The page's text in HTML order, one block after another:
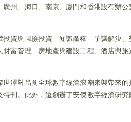
州、海口、南京、廈門和香港設有辦公
資與風險投資、知識產權、爭議解決
富管理、房地產與建設工程、酒店與
澤對當前全球數字經濟浪潮來襲帶來
刊。此外，還創辦了安傑數字經濟研